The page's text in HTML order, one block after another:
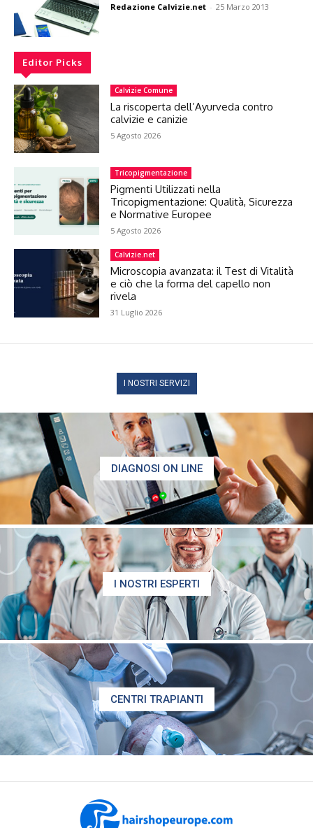
Redazione Calvizie.net - 25 Marzo 2013
Editor Picks
Calvizie Comune
La riscoperta dell’Ayurveda contro
calvizie e canizie
5 Agosto 2026
Tricopigmentazione
Pigmenti Utilizzati nella
Tricopigmentazione: Qualità, Sicurezza
e Normative Europee
5 Agosto 2026
Calvizie.net
Microscopia avanzata: il Test di Vitalità
e ciò che la forma del capello non
rivela
31 Luglio 2026
I NOSTRI SERVIZI
DIAGNOSI ON LINE
I NOSTRI ESPERTI
CENTRI TRAPIANTI